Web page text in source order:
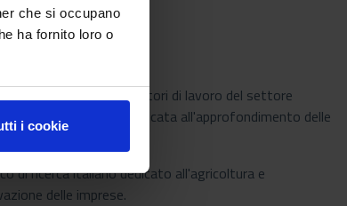
che si occupano
ha fornito loro o
i cookie
che rappresenta i datori di lavoro del settore
Italiani, è stata dedicata all'approfondimento delle
di ricerca italiano dedicato all'agricoltura e
delle imprese.